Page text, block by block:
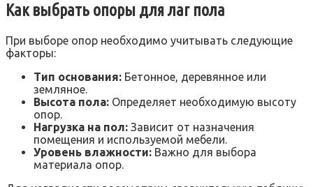
Как выбрать опоры для лаг пола
При выборе опор необходимо учитывать следующие
факторы:
Тип основания: Бетонное, деревянное или
земляное.
Высота пола: Определяет необходимую высоту
опор.
Нагрузка на пол: Зависит от назначения
помещения и используемой мебели.
Уровень влажности: Важно для выбора
материала опор.